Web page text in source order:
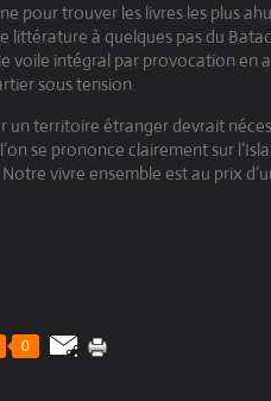
pour trouver les livres les plus
littérature à quelques pas du
voile intégral par provocation en
sous tension.
territoire étranger devrait
se prononce clairement sur
vivre ensemble est au prix
0